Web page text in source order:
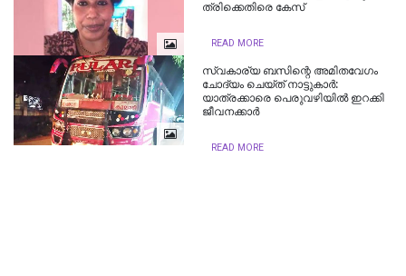
ത്രി​ക്കെതിരെ കേസ്
READ MORE
സ്വകാര്യ ബസിന്റെ അമിതവേഗം
ചോദ്യം ചെയ്ത് നാട്ടുകാർ:
യാത്രക്കാരെ പെരുവഴിയിൽ ഇറക്കി
ജീവനക്കാർ
READ MORE